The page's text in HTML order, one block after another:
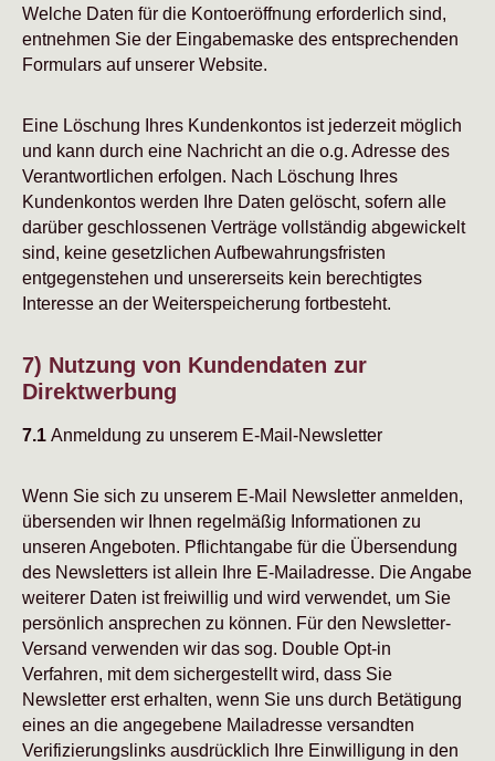
Welche Daten für die Kontoeröffnung erforderlich sind,
entnehmen Sie der Eingabemaske des entsprechenden
Formulars auf unserer Website.
Eine Löschung Ihres Kundenkontos ist jederzeit möglich
und kann durch eine Nachricht an die o.g. Adresse des
Verantwortlichen erfolgen. Nach Löschung Ihres
Kundenkontos werden Ihre Daten gelöscht, sofern alle
darüber geschlossenen Verträge vollständig abgewickelt
sind, keine gesetzlichen Aufbewahrungsfristen
entgegenstehen und unsererseits kein berechtigtes
Interesse an der Weiterspeicherung fortbesteht.
7) Nutzung von Kundendaten zur
Direktwerbung
7.1 Anmeldung zu unserem E-Mail-Newsletter
Wenn Sie sich zu unserem E-Mail Newsletter anmelden,
übersenden wir Ihnen regelmäßig Informationen zu
unseren Angeboten. Pflichtangabe für die Übersendung
des Newsletters ist allein Ihre E-Mailadresse. Die Angabe
weiterer Daten ist freiwillig und wird verwendet, um Sie
persönlich ansprechen zu können. Für den Newsletter-
Versand verwenden wir das sog. Double Opt-in
Verfahren, mit dem sichergestellt wird, dass Sie
Newsletter erst erhalten, wenn Sie uns durch Betätigung
eines an die angegebene Mailadresse versandten
Verifizierungslinks ausdrücklich Ihre Einwilligung in den